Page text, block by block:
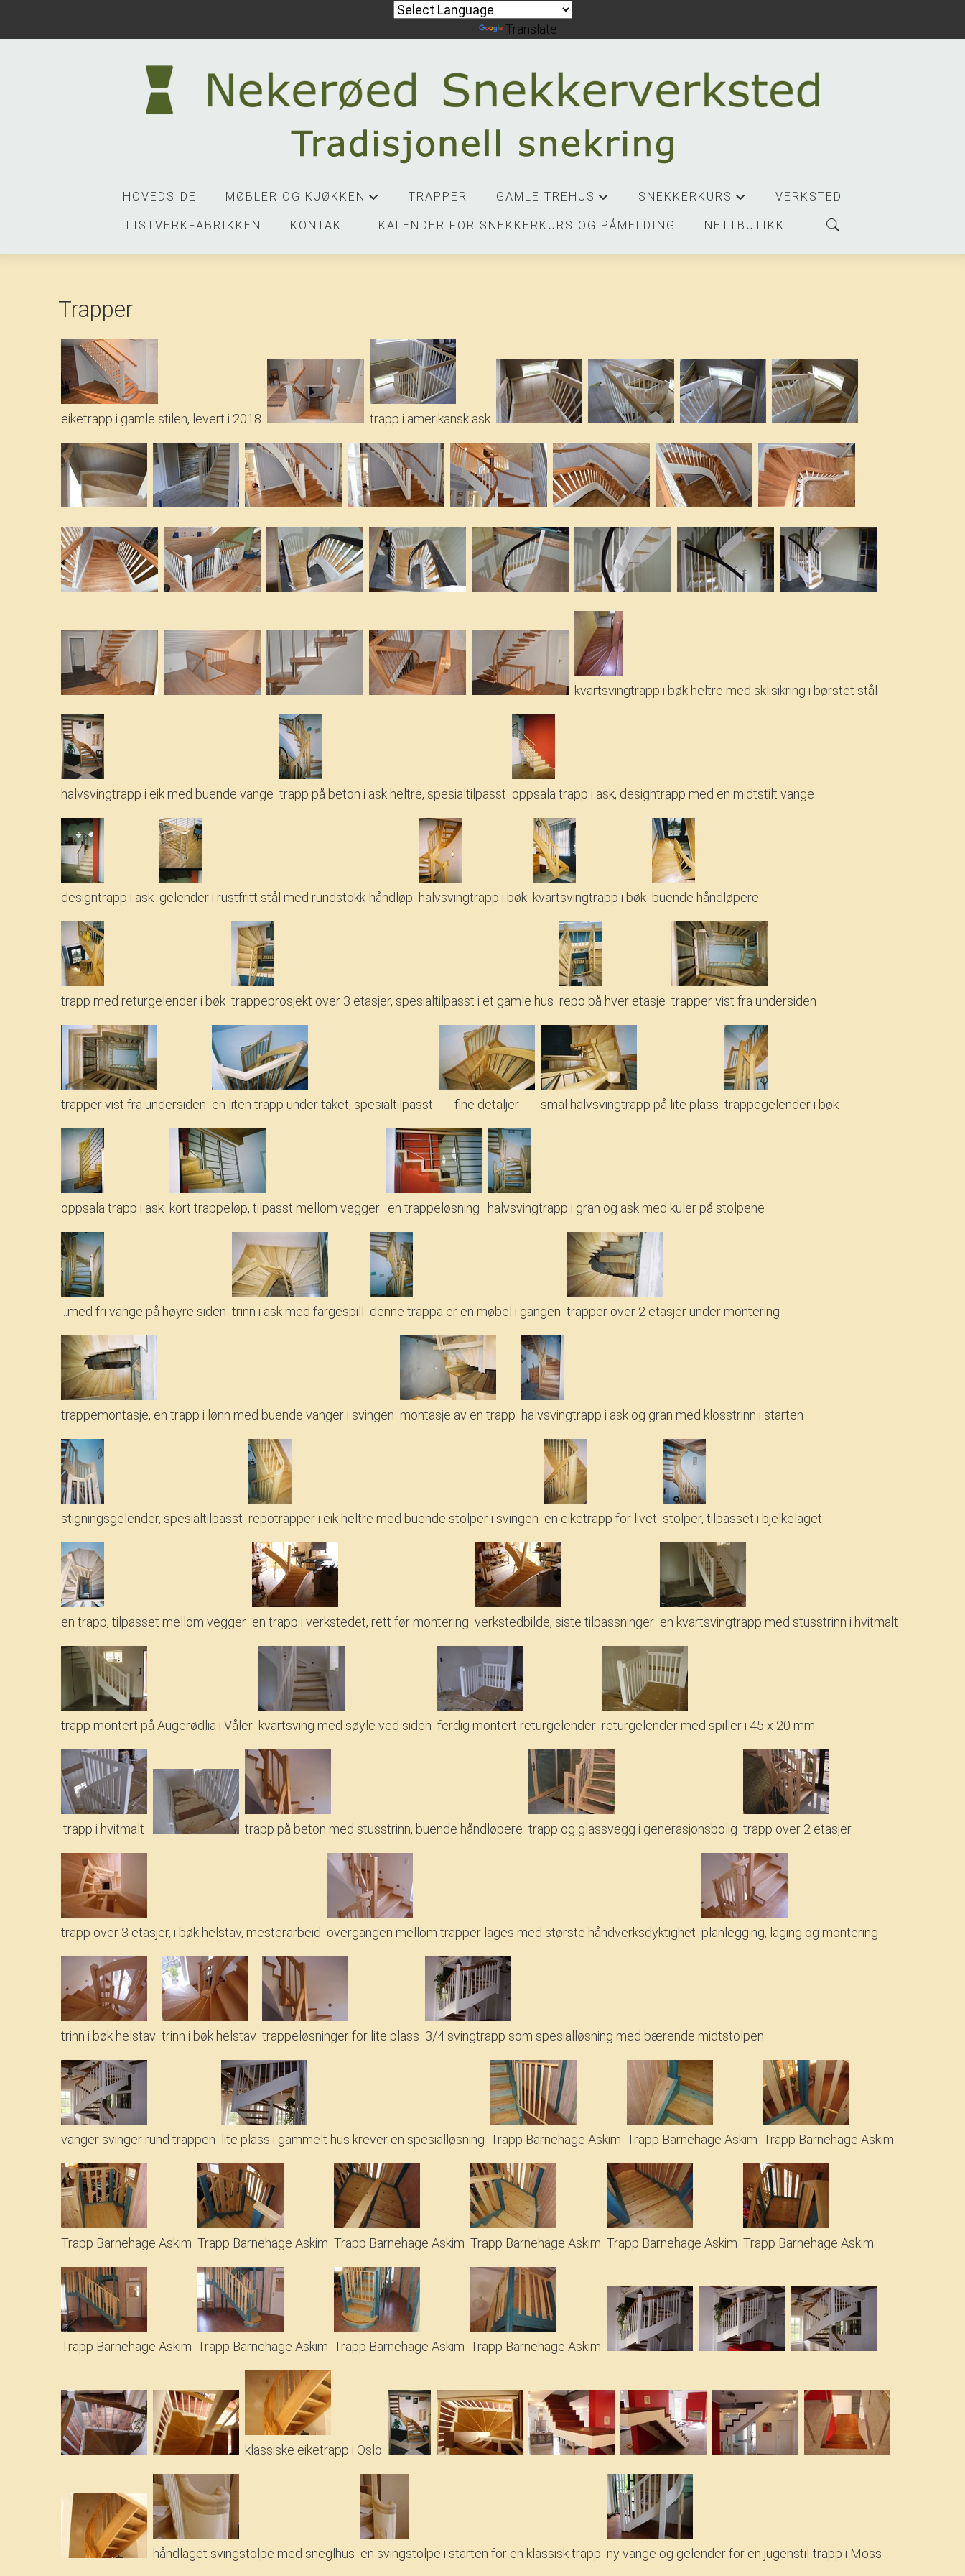
HOVEDSIDE MØBLER OG KJØKKEN TRAPPER GAMLE TREHUS SNEKKERKURS VERKSTED
LISTVERKFABRIKKEN KONTAKT KALENDER FOR SNEKKERKURS OG PÅMELDING NETTBUTIKK
Trapper
eiketrapp i gamle stilen, levert i 2018 trapp i amerikansk ask
kvartsvingtrapp i bøk heltre med sklisikring i børstet stål
halvsvingtrapp i eik med buende vange trapp på beton i ask heltre, spesialtilpasst oppsala trapp i ask, designtrapp med en midtstilt vange
designtrapp i ask gelender i rustfritt stål med rundstokk-håndløp halvsvingtrapp i bøk kvartsvingtrapp i bøk buende håndløpere
trapp med returgelender i bøk trappeprosjekt over 3 etasjer, spesialtilpasst i et gamle hus repo på hver etasje trapper vist fra undersiden
trapper vist fra undersiden en liten trapp under taket, spesialtilpasst fine detaljer smal halvsvingtrapp på lite plass trappegelender i bøk
oppsala trapp i ask kort trappeløp, tilpasst mellom vegger en trappeløsning halvsvingtrapp i gran og ask med kuler på stolpene
...med fri vange på høyre siden trinn i ask med fargespill denne trappa er en møbel i gangen trapper over 2 etasjer under montering
trappemontasje, en trapp i lønn med buende vanger i svingen montasje av en trapp halvsvingtrapp i ask og gran med klosstrinn i starten
stigningsgelender, spesialtilpasst repotrapper i eik heltre med buende stolper i svingen en eiketrapp for livet stolper, tilpasset i bjelkelaget
en trapp, tilpasset mellom vegger en trapp i verkstedet, rett før montering verkstedbilde, siste tilpassninger en kvartsvingtrapp med stusstrinn i hvitmalt
trapp montert på Augerødlia i Våler kvartsving med søyle ved siden ferdig montert returgelender returgelender med spiller i 45 x 20 mm
trapp i hvitmalt trapp på beton med stusstrinn, buende håndløpere trapp og glassvegg i generasjonsbolig trapp over 2 etasjer
trapp over 3 etasjer, i bøk helstav, mesterarbeid overgangen mellom trapper lages med største håndverksdyktighet planlegging, laging og montering
trinn i bøk helstav trinn i bøk helstav trappeløsninger for lite plass 3/4 svingtrapp som spesialløsning med bærende midtstolpen
vanger svinger rund trappen lite plass i gammelt hus krever en spesialløsning Trapp Barnehage Askim Trapp Barnehage Askim Trapp Barnehage Askim
Trapp Barnehage Askim Trapp Barnehage Askim Trapp Barnehage Askim Trapp Barnehage Askim Trapp Barnehage Askim Trapp Barnehage Askim
Trapp Barnehage Askim Trapp Barnehage Askim Trapp Barnehage Askim Trapp Barnehage Askim
klassiske eiketrapp i Oslo
håndlaget svingstolpe med sneglhus en svingstolpe i starten for en klassisk trapp ny vange og gelender for en jugenstil-trapp i Moss
Translate